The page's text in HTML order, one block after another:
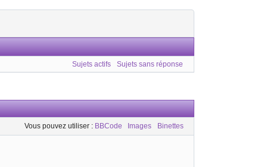
Sujets actifs Sujets sans réponse
Vous pouvez utiliser : BBCode Images Binettes